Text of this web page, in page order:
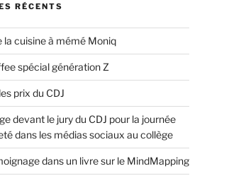
RÉCENTS
la cuisine à mémé Moniq
spécial génération Z
prix du CDJ
devant le jury du CDJ pour la journée
dans les médias sociaux au collège
dans un livre sur le MindMapping